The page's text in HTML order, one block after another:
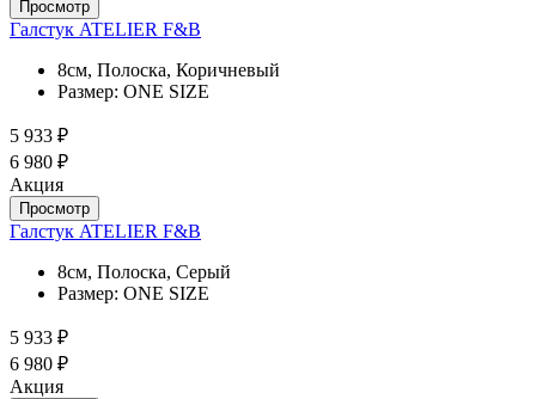
Просмотр
Галстук ATELIER F&B
8см, Полоска, Коричневый
Размер: ONE SIZE
5 933 ₽
6 980 ₽
Акция
Просмотр
Галстук ATELIER F&B
8см, Полоска, Серый
Размер: ONE SIZE
5 933 ₽
6 980 ₽
Акция